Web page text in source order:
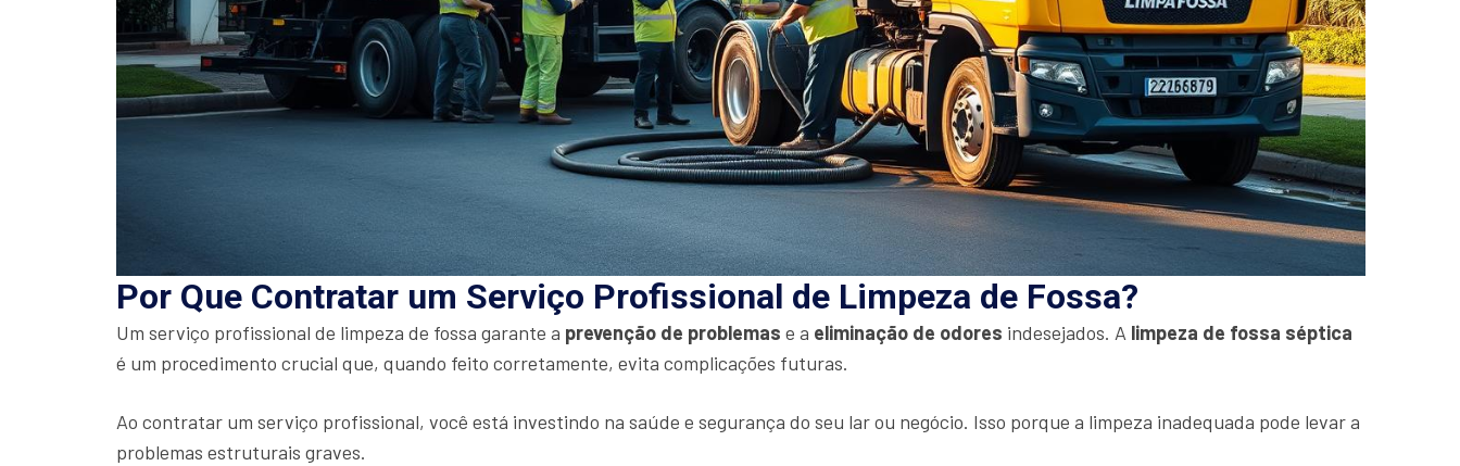
Por Que Contratar um Serviço Profissional de Limpeza de Fossa?
Um serviço profissional de limpeza de fossa garante a prevenção de problemas e a eliminação de odores indesejados. A limpeza de fossa séptica
é um procedimento crucial que, quando feito corretamente, evita complicações futuras.
Ao contratar um serviço profissional, você está investindo na saúde e segurança do seu lar ou negócio. Isso porque a limpeza inadequada pode levar a
problemas estruturais graves.